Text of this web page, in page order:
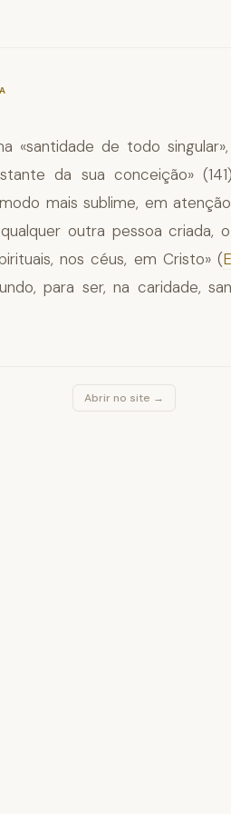
«santidade de todo
da sua conceição»
mais sublime, em
outra pessoa criada,
nos céus, em Cristo» (
para ser, na caridade,
Abrir no site →